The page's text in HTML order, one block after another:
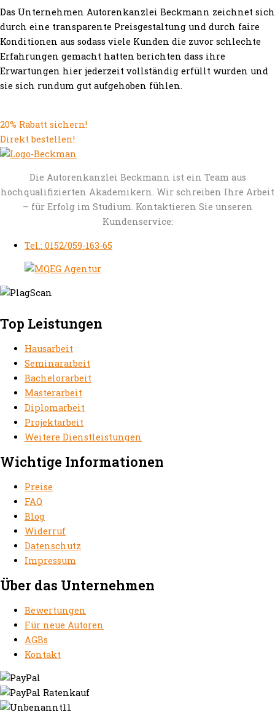
Das Unternehmen Autorenkanzlei Beckmann zeichnet sich
durch eine transparente Preisgestaltung und durch faire
Konditionen aus sodass viele Kunden die zuvor schlechte
Erfahrungen gemacht hatten berichten dass ihre
Erwartungen hier jederzeit vollständig erfüllt wurden und
sie sich rundum gut aufgehoben fühlen.
20% Rabatt sichern!
Direkt bestellen!
Die Autorenkanzlei Beckmann ist ein Team aus
hochqualifizierten Akademikern. Wir schreiben Ihre Arbeit
– für Erfolg im Studium. Kontaktieren Sie unseren
Kundenservice:
Tel.: 0152/059-163-65
Top Leistungen
Hausarbeit
Seminararbeit
Bachelorarbeit
Masterarbeit
Diplomarbeit
Projektarbeit
Weitere Dienstleistungen
Wichtige Informationen
Preise
FAQ
Blog
Widerruf
Datenschutz
Impressum
Über das Unternehmen
Bewertungen
Für neue Autoren
AGBs
Kontakt